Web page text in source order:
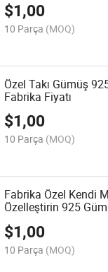
$1,00
10 Parça (MOQ)
Özel Takı Gümüş
Fabrika Fiyatı
$1,00
10 Parça (MOQ)
Fabrika Özel Kendi
Özelleştirin 925
$1,00
10 Parça (MOQ)